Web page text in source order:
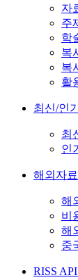
자
주
학
복
복
활
최신/인
최
인
해외자
해
비
해
중
RISS